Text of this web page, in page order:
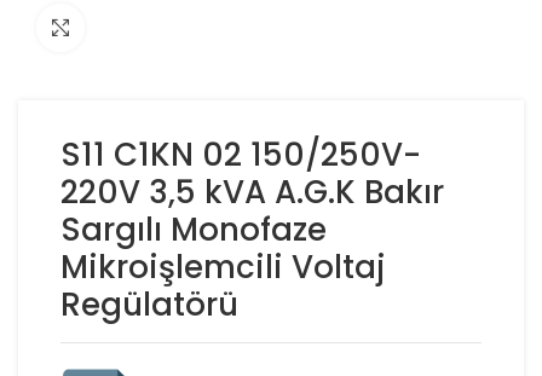
S11 C1KN 02 150/250V-
220V 3,5 kVA A.G.K Bakır
Sargılı Monofaze
Mikroişlemcili Voltaj
Regülatörü